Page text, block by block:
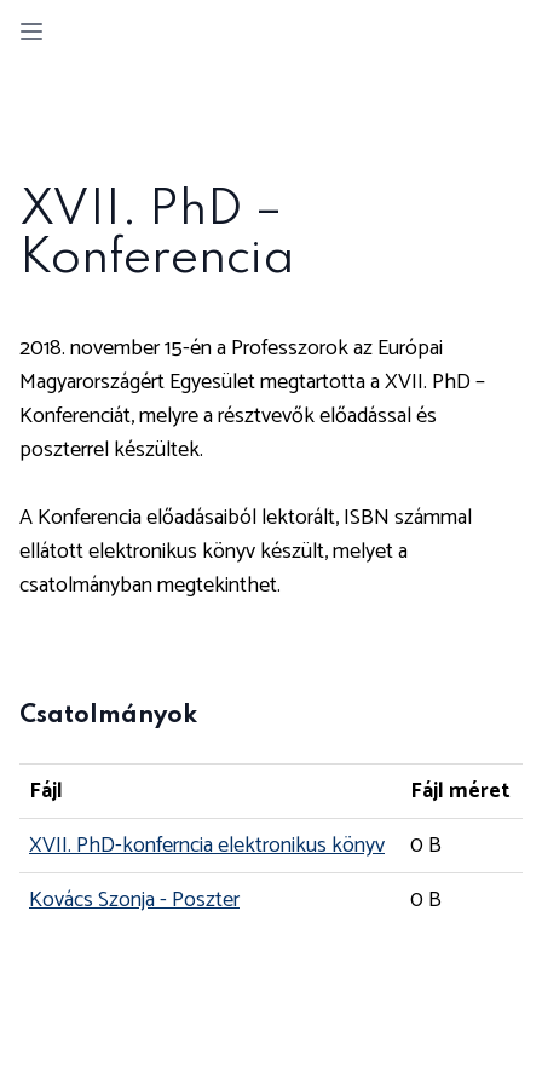
Open sidebar
XVII. PhD –
Konferencia
2018. november 15-én a Professzorok az Európai
Magyarországért Egyesület megtartotta a XVII. PhD –
Konferenciát, melyre a résztvevők előadással és
poszterrel készültek.
A Konferencia előadásaiból lektorált, ISBN számmal
ellátott elektronikus könyv készült, melyet a
csatolmányban megtekinthet.
Csatolmányok
Fájl
Fájl méret
XVII. PhD-konferncia elektronikus könyv
0 B
Kovács Szonja - Poszter
0 B